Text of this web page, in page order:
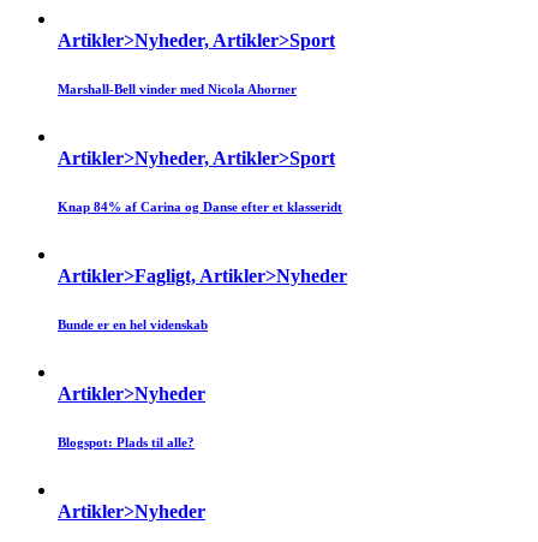
Artikler>Nyheder, Artikler>Sport
Marshall-Bell vinder med Nicola Ahorner
Artikler>Nyheder, Artikler>Sport
Knap 84% af Carina og Danse efter et klasseridt
Artikler>Fagligt, Artikler>Nyheder
Bunde er en hel videnskab
Artikler>Nyheder
Blogspot: Plads til alle?
Artikler>Nyheder